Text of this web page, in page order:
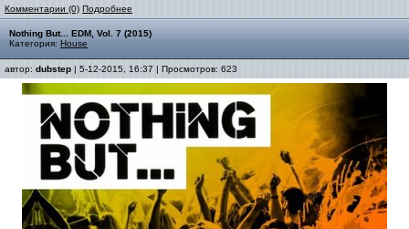
Комментарии (0) Подробнее
Nothing But... EDM, Vol. 7 (2015)
Категория: House
автор: dubstep | 5-12-2015, 16:37 | Просмотров: 623